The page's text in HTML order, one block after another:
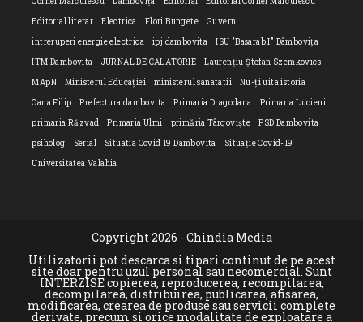
Editorial literar
Electrica Flori Bungete
Guvern
intreruperi energie electrica
ipj dambovita
ISU "Basarab I" Dâmbovița
ITM Dambovita
JURNAL DE CĂLĂTORIE
Laurențiu Ștefan Szemkovics
MApN
Ministerul Educației ministerul sanatatii
Nu-ți uita istoria
Oana Filip
Prefectura dambovita Primaria Dragodana
Primaria Lucieni
primaria Răzvad
Primaria Ulmi primăria Târgoviște
PSD Dambovita
psiholog
Serial Situatia Covid 19 Dambovita
Situație Covid-19
Universitatea Valahia
Copyright 2026 - Chindia Media
Utilizatorii pot descarca si tipari continut de pe acest
site doar pentru uzul personal sau necomercial. Sunt
INTERZISE copierea, reproducerea, recompilarea,
decompilarea, distribuirea, publicarea, afisarea,
modificarea, crearea de produse sau servicii complete
derivate, precum si orice modalitate de exploatare a